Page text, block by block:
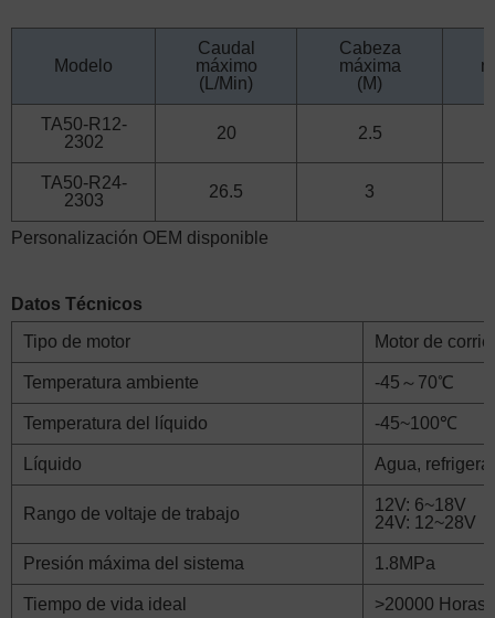
Modelo
Caudal
máximo
(L/Min)
Cabeza
máxima
(M)
TA50-R12-
2302
20 2.5
TA50-R24-
2303
26.5 3
Personalización OEM disponible
Datos Técnicos
Tipo de motor
Motor de
Temperatura ambiente -45～70℃
Temperatura del líquido -45~100℃
Líquido Agua,
Rango de voltaje de trabajo
12V: 6~18V
24V: 12~28V
Presión máxima del sistema 1.8MPa
Tiempo de vida ideal >20000 Horas